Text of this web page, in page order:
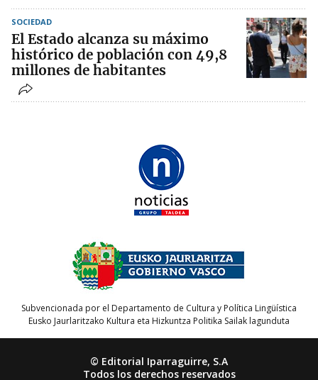
SOCIEDAD
El Estado alcanza su máximo
histórico de población con 49,8
millones de habitantes
Subvencionada por el Departamento de Cultura y Política Lingüística
Eusko Jaurlaritzako Kultura eta Hizkuntza Politika Sailak lagunduta
© Editorial Iparraguirre, S.A
Todos los derechos reservados